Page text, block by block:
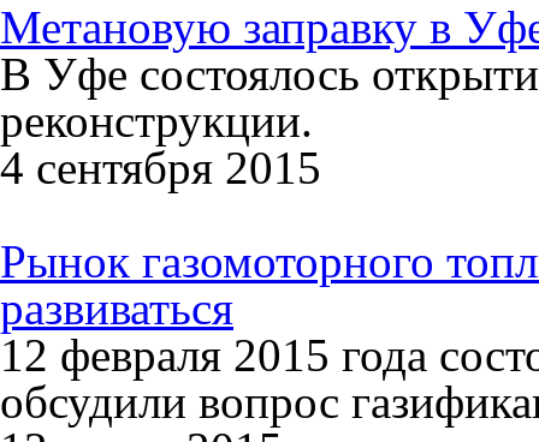
Метановую заправку в
В Уфе состоялось
реконструкции.
4 сентября 2015
Рынок газомоторного
развиваться
12 февраля 2015 года
обсудили вопрос